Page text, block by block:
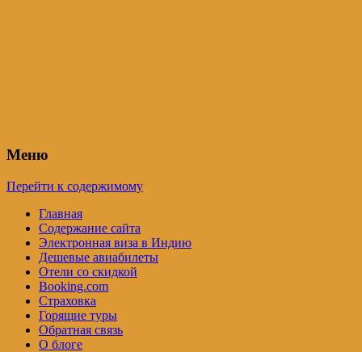
Меню
Перейти к содержимому
Главная
Содержание сайта
Электронная виза в Индию
Дешевые авиабилеты
Отели со скидкой
Booking.com
Страховка
Горящие туры
Обратная связь
О блоге